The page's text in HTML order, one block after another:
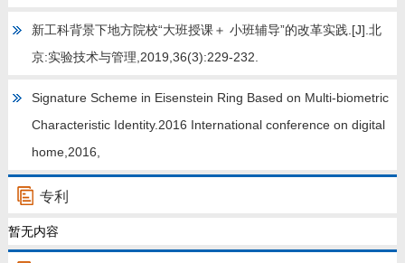
新工科背景下地方院校“大班授课＋ 小班辅导”的改革实践.[J].北
京:实验技术与管理,2019,36(3):229-232.
Signature Scheme in Eisenstein Ring Based on Multi-biometric
Characteristic Identity.2016 International conference on digital
home,2016,
专利
暂无内容